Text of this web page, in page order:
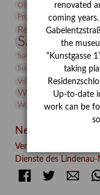
Objekt im Fokus
Paul
Provenienz
Restaurierung
Sammlung
Sphinx
studio
Suermondt-Ludwig-
Volontariat
Walter
Werkbetrachtung
Wolf und Hund
Neueste Beiträge
Verschenkt, verkauft,
Dienste des
FacebookTwitter E-
renovated
coming
the
“Kunstgasse
taking
Up-to-date
work can be